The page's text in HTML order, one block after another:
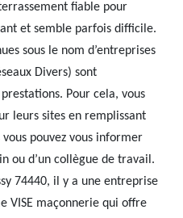
fiable pour
et semble parfois difficile.
sous le nom d’entreprises
Divers) sont
Pour cela, vous
leurs sites en remplissant
pouvez vous informer
ou d’un collègue de travail.
74440, il y a une entreprise
VISE maçonnerie qui offre